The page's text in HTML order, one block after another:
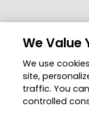
Zona de Miembros
Blog
We Value
We use
site,
traffic. You
controlled